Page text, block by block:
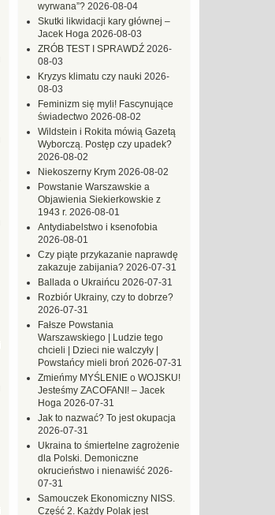
wyrwana”? 2026-08-04
Skutki likwidacji kary głównej –
Jacek Hoga 2026-08-03
ZRÓB TEST I SPRAWDŹ 2026-
08-03
Kryzys klimatu czy nauki 2026-
08-03
Feminizm się myli! Fascynujące
świadectwo 2026-08-02
Wildstein i Rokita mówią Gazetą
Wyborczą. Postęp czy upadek?
2026-08-02
Niekoszerny Krym 2026-08-02
Powstanie Warszawskie a
Objawienia Siekierkowskie z
1943 r. 2026-08-01
Antydiabelstwo i ksenofobia
2026-08-01
Czy piąte przykazanie naprawdę
zakazuje zabijania? 2026-07-31
Ballada o Ukraińcu 2026-07-31
Rozbiór Ukrainy, czy to dobrze?
2026-07-31
Fałsze Powstania
Warszawskiego | Ludzie tego
chcieli | Dzieci nie walczyły |
Powstańcy mieli broń 2026-07-31
Zmieńmy MYŚLENIE o WOJSKU!
Jesteśmy ZACOFANI! – Jacek
Hoga 2026-07-31
Jak to nazwać? To jest okupacja
2026-07-31
Ukraina to śmiertelne zagrożenie
dla Polski. Demoniczne
okrucieństwo i nienawiść 2026-
07-31
Samouczek Ekonomiczny NISS.
Część 2. Każdy Polak jest